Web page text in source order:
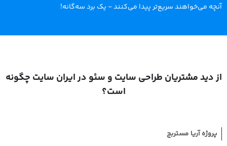
آنچه می‌خواهند سریع‌تر پیدا می‌کنند - یک برد سه‌گانه!
از دید مشتریان طراحی سایت و سئو در ایران سایت چگونه
است؟
پروژه آریا مستربچ